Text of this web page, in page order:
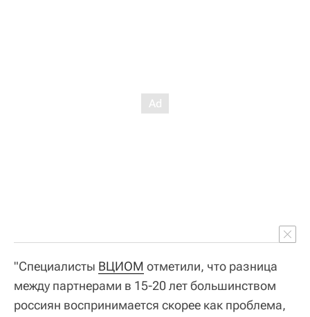
"Специалисты ВЦИОМ отметили, что разница
между партнерами в 15-20 лет большинством
россиян воспринимается скорее как проблема,